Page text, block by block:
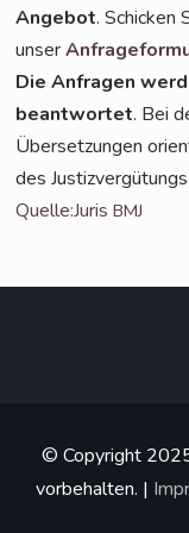
Ange­bot. Schi­cken
unser
Die Anfra­gen
beant­wor­tet. Bei
Über­set­zun­gen
des
Quelle:JurisBMJ
© Copyright
vorbehalten. |